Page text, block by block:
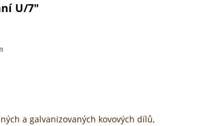
U/7"
a galvanizovaných kovových dílů,